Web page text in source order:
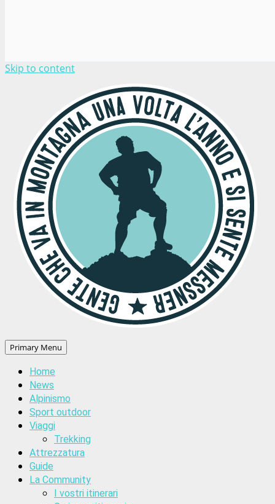
Skip to content
Primary Menu
Home
News
Alpinismo
Sport outdoor
Viaggi
Trekking
Attrezzatura
Guide
La Community
I vostri itinerari